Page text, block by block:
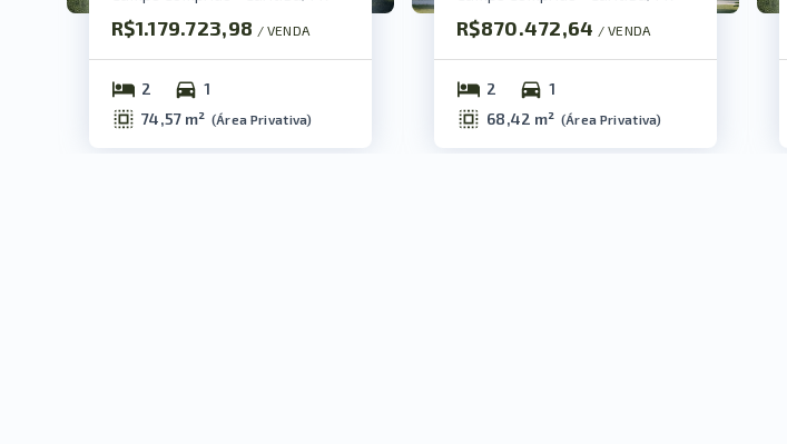
R$1.179.723,98 / VENDA
2
1
74,57 m² (Área Privativa)
R$870.472,64 / VENDA
2
1
68,42 m² (Área Privativa)